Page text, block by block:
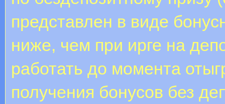
представлен в виде
ниже, чем при ирге на
работать до момента
получения бонусов без